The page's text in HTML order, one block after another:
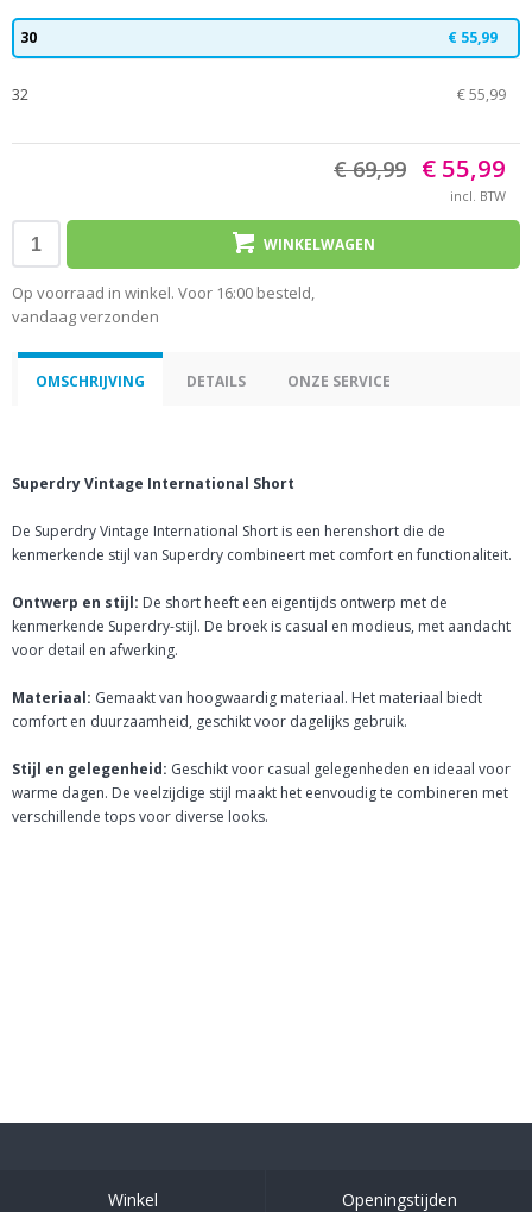
30 € 55,99
32 € 55,99
€ 69,99 € 55,99
incl. BTW
WINKELWAGEN
Op voorraad in winkel. Voor 16:00 besteld,
vandaag verzonden
OMSCHRIJVING DETAILS ONZE SERVICE
Superdry Vintage International Short
De Superdry Vintage International Short is een herenshort die de
kenmerkende stijl van Superdry combineert met comfort en functionaliteit.
Ontwerp en stijl: De short heeft een eigentijds ontwerp met de
kenmerkende Superdry-stijl. De broek is casual en modieus, met aandacht
voor detail en afwerking.
Materiaal: Gemaakt van hoogwaardig materiaal. Het materiaal biedt
comfort en duurzaamheid, geschikt voor dagelijks gebruik.
Stijl en gelegenheid: Geschikt voor casual gelegenheden en ideaal voor
warme dagen. De veelzijdige stijl maakt het eenvoudig te combineren met
verschillende tops voor diverse looks.
Winkel Openingstijden